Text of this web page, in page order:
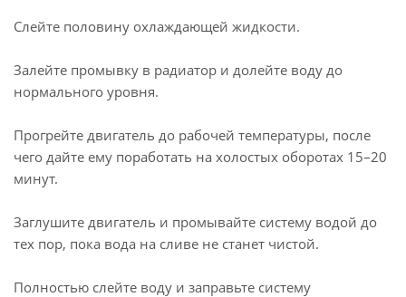
Слейте половину охлаждающей жидкости.
Залейте промывку в радиатор и долейте воду до
нормального уровня.
Прогрейте двигатель до рабочей температуры, после
чего дайте ему поработать на холостых оборотах 15–20
минут.
Заглушите двигатель и промывайте систему водой до
тех пор, пока вода на сливе не станет чистой.
Полностью слейте воду и заправьте систему